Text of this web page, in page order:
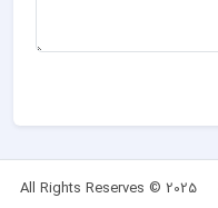
All Rights Reserves © 2025